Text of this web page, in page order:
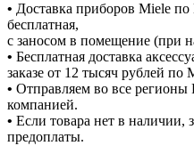
• Доставка приборов Miele
бесплатная,
с заносом в помещение (при
• Бесплатная доставка
заказе от 12 тысяч рублей по
• Отправляем во все
компанией.
• Если товара нет в наличии,
предоплаты.